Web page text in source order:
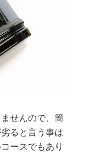
せんので、簡
ると言う事は
ースでもあり